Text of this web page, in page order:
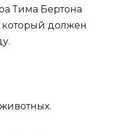
Тима Бертона
должен